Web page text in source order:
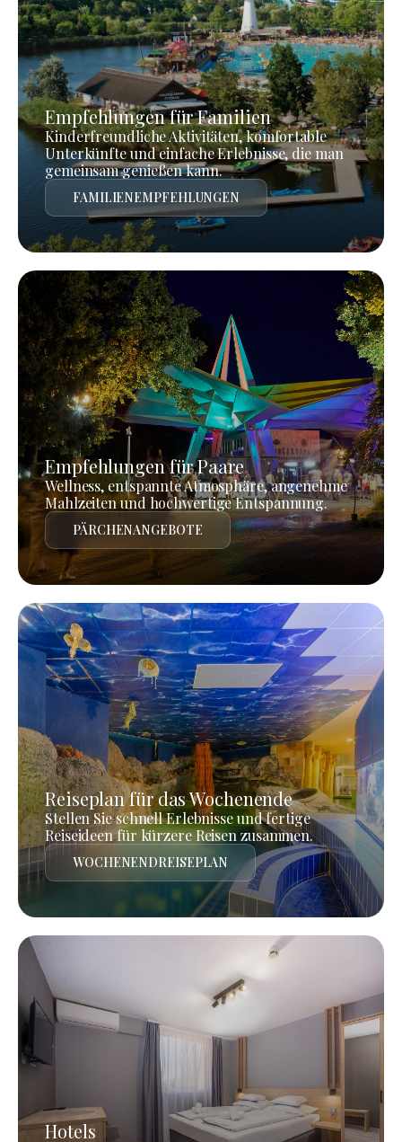
Empfehlungen für Familien
Kinderfreundliche Aktivitäten, komfortable
Unterkünfte und einfache Erlebnisse, die man
gemeinsam genießen kann.
FAMILIENEMPFEHLUNGEN
Empfehlungen für Paare
Wellness, entspannte Atmosphäre, angenehme
Mahlzeiten und hochwertige Entspannung.
PÄRCHENANGEBOTE
Reiseplan für das Wochenende
Stellen Sie schnell Erlebnisse und fertige
Reiseideen für kürzere Reisen zusammen.
WOCHENENDREISEPLAN
Hotels